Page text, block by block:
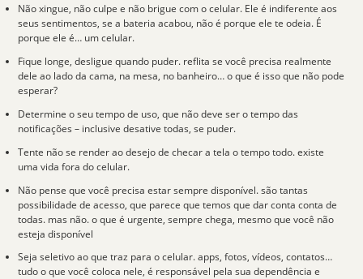
Não xingue, não culpe e não brigue com ocelular. Ele é indiferente aos
seus sentimentos, se a bateria acabou, não é porque ele te odeia. É
porque ele é… um celular.
Fique longe, desligue quando puder. reflita se você precisa realmente
dele ao lado da cama, na mesa, no banheiro… o que é isso que não pode
esperar?
Determine o seu tempo de uso, que não deve ser o tempo das
notificações– inclusive desative todas, se puder.
Tente não se render ao desejo de checar a tela o tempo todo. existe
uma vida fora do celular.
Não pense que você precisa estar sempre disponível. são tantas
possibilidade de acesso, que parece que temos que dar conta conta de
todas. mas não. o que é urgente, sempre chega, mesmo que você não
esteja disponível
Seja seletivoao que traz para o celular. apps, fotos, vídeos, contatos…
tudo o que você coloca nele, é responsável pela sua dependência e